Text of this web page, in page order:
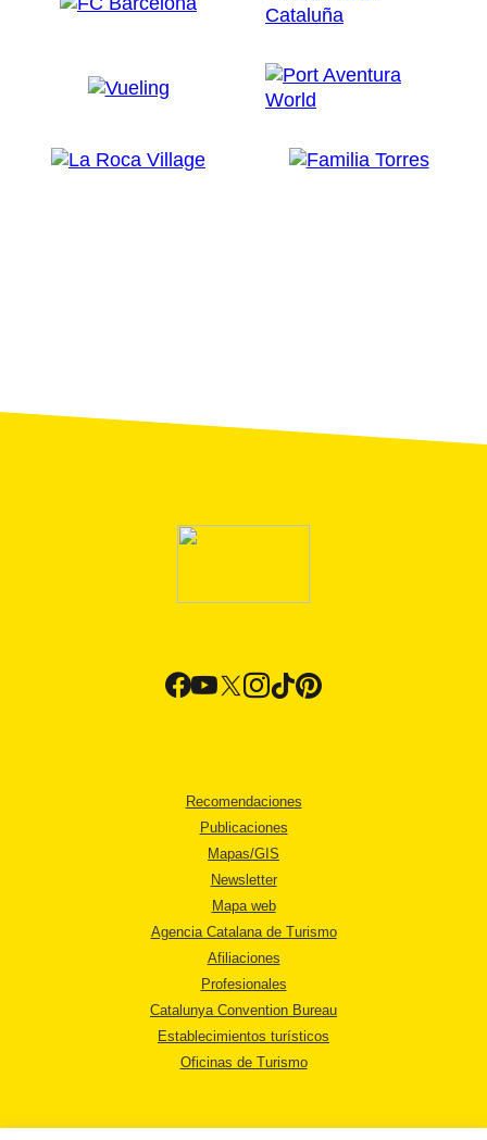
Recomendaciones
Publicaciones
Mapas/GIS
Newsletter
Mapa web
Agencia Catalana de Turismo
Afiliaciones
Profesionales
Catalunya Convention Bureau
Establecimientos turísticos
Oficinas de Turismo